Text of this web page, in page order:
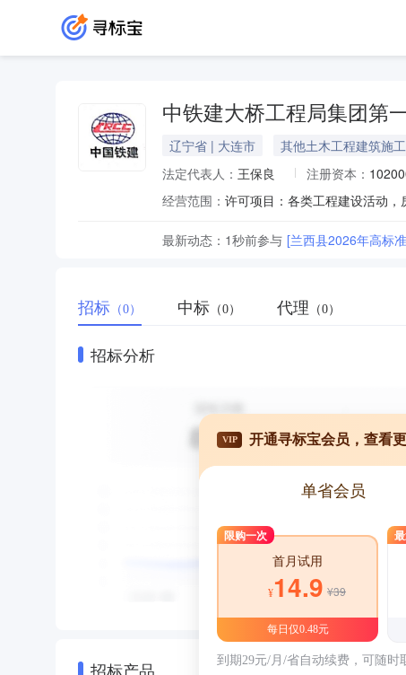
中铁建大桥工程局集团第
辽宁省 | 大连市 其他土木工程建筑施工
法定代表人： 王保良 注册资本：
经营范围：
最新动态： 1秒前参与 [兰西县2026年高标
招标 （0） 中标 （0） 代理 （0）
招标分析
招标产品
VIP 开通寻标宝会员，查看
单省会员
限购一次
首月试用
¥14.9 ¥39
每日仅0.48元
到期29元/月/省自动续费，可随时